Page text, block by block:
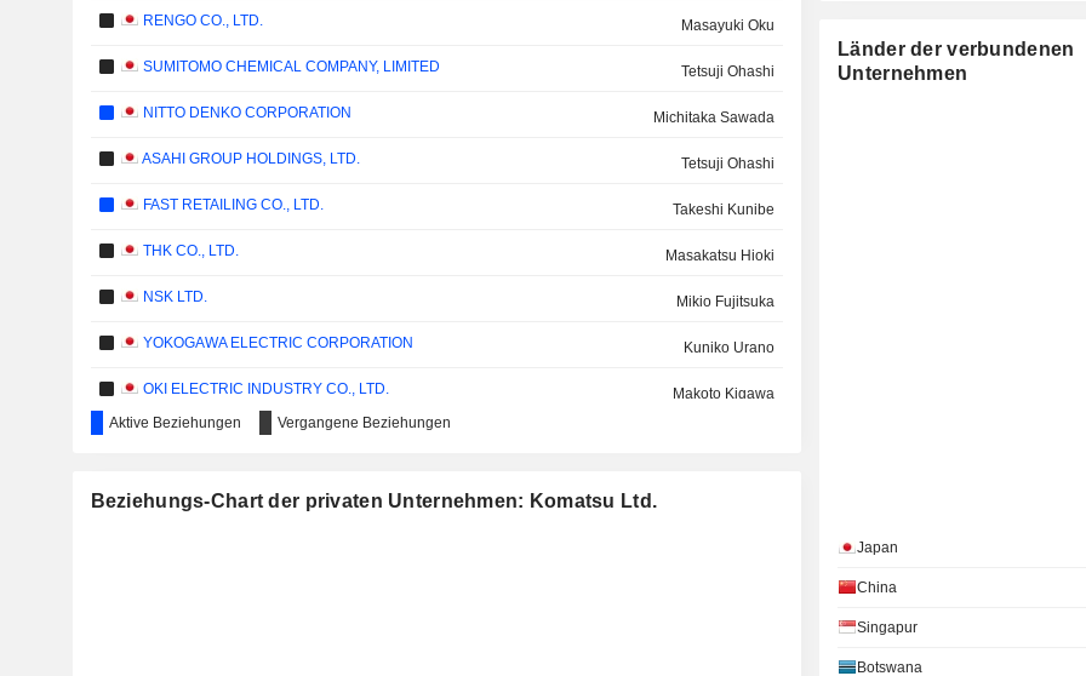
RENGO CO., LTD. Masayuki Oku
SUMITOMO CHEMICAL COMPANY, LIMITED Tetsuji Ohashi
NITTO DENKO CORPORATION Michitaka Sawada
ASAHI GROUP HOLDINGS, LTD. Tetsuji Ohashi
FAST RETAILING CO., LTD. Takeshi Kunibe
THK CO., LTD. Masakatsu Hioki
NSK LTD. Mikio Fujitsuka
YOKOGAWA ELECTRIC CORPORATION Kuniko Urano
OKI ELECTRIC INDUSTRY CO., LTD. Makoto Kigawa
NANKAI CO., LTD.
Aktive Beziehungen Vergangene Beziehungen
Beziehungs-Chart der privaten Unternehmen: Komatsu Ltd.
Länder der verbundenen
Unternehmen
Japan
China
Singapur
Botswana